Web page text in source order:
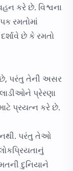
કરે છે. વિશ્વના
રમતોમાં
છે કે રમતો
છે, પરંતુ તેની અસર
પ્રેરણા
પ્રયત્ન કરે છે.
પરંતુ તેઓ
દુનિયાને